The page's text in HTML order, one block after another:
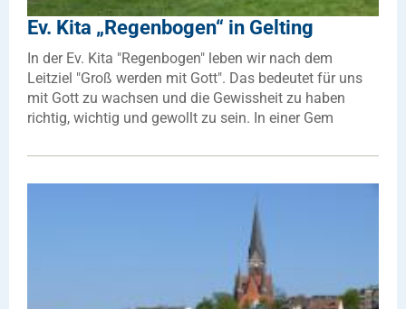
Ev. Kita „Regenbogen“ in Gelting
In der Ev. Kita "Regenbogen" leben wir nach dem
Leitziel "Groß werden mit Gott". Das bedeutet für uns
mit Gott zu wachsen und die Gewissheit zu haben
richtig, wichtig und gewollt zu sein. In einer Gem